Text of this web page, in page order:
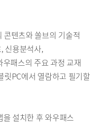
콘텐츠와 쏠브의 기술적
신용분석사,
패스의 주요 과정 교재
릿PC에서 열람하고 필기할
설치한 후 와우패스